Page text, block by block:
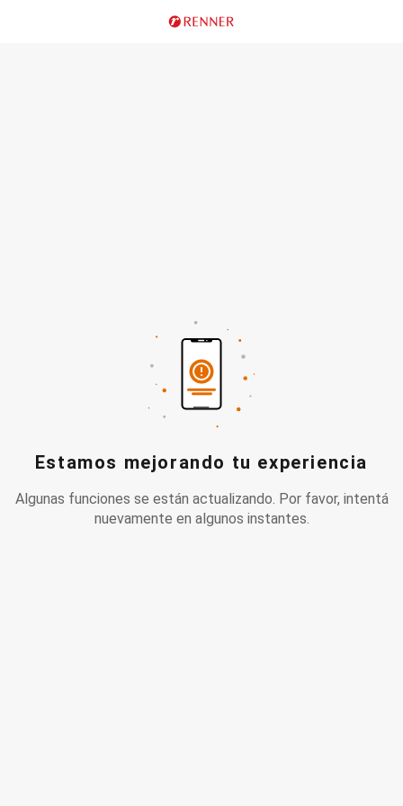
Estamos mejorando tu experiencia
Algunas funciones se están actualizando. Por favor, intentá
nuevamente en algunos instantes.